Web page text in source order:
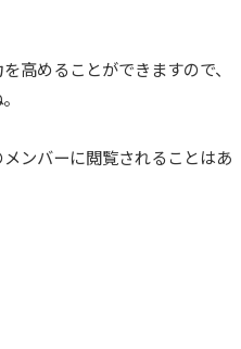
高めることができますので、
ンバーに閲覧されることはあ